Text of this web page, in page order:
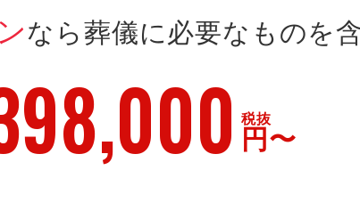
なら葬儀に必要なものを
税抜
円〜